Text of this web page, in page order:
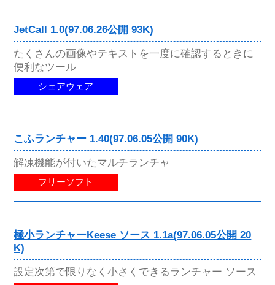
JetCall 1.0(97.06.26公開 93K)
たくさんの画像やテキストを一度に確認するときに
便利なツール
シェアウェア
こふランチャー 1.40(97.06.05公開 90K)
解凍機能が付いたマルチランチャ
フリーソフト
極小ランチャーKeese ソース 1.1a(97.06.05公開 20
K)
設定次第で限りなく小さくできるランチャー ソース